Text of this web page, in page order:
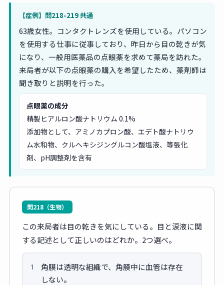
【症例】問218-219 共通
63歳女性。コンタクトレンズを使用している。パソコン
を使用する仕事に従事しており、昨日から目の乾きが気
になり、一般用医薬品の点眼薬を求めて薬局を訪れた。
来局者が以下の点眼薬の購入を希望したため、薬剤師は
聞き取りと説明を行った。
点眼薬の成分
精製ヒアルロン酸ナトリウム 0.1%
添加物として、アミノカプロン酸、エデト酸ナトリウ
ム水和物、クルヘキシジングルコン酸塩液、等張化
剤、pH調整剤を含有
問218（生物）
この来局者は目の乾きを気にしている。目と涙液に関
する記述として正しいのはどれか。2つ選べ。
1
角膜は透明な組織で、角膜中に血管は存在
しない。